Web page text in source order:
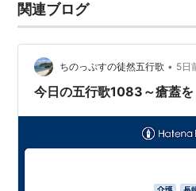
関連ブログ
ちのっぷすの徒然五行歌 • 5日
今日の五行歌1083～瘡蓋を